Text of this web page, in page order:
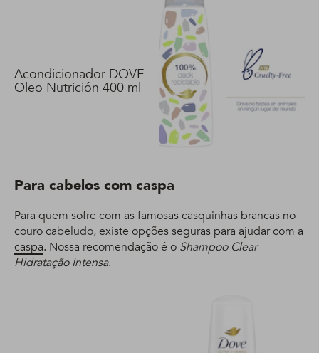
Acondicionador DOVE
Oleo Nutrición 400 ml
Para cabelos com caspa
Para quem sofre com as famosas casquinhas brancas no
couro cabeludo, existe opções seguras para ajudar com a
caspa. Nossa recomendação é o Shampoo Clear
Hidratação Intensa.